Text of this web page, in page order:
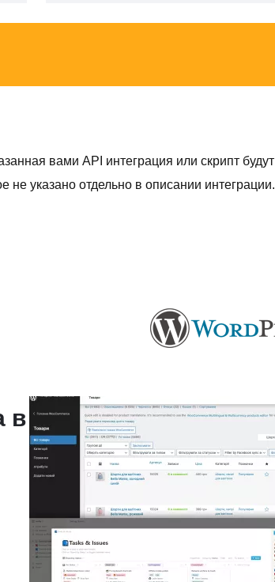
вами API интеграция или скрипт будут
указано отдельно в описании интеграции.
в